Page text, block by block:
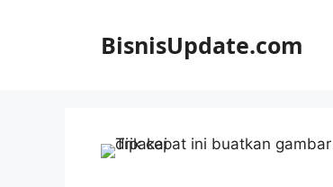
BisnisUpdate.com